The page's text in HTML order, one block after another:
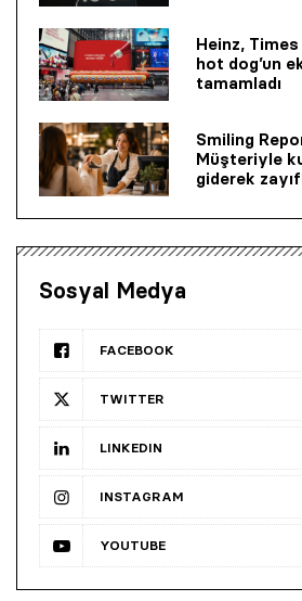
Heinz,
hot dog’un
tamamladı
Smiling
Müşteriyle
giderek
Sosyal Medya
FACEBOOK
TWITTER
LINKEDIN
INSTAGRAM
YOUTUBE